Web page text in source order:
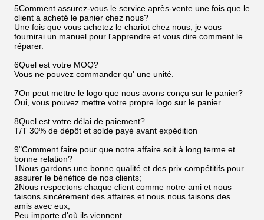
5Comment assurez-vous le service après-vente une fois que le
client a acheté le panier chez nous?
Une fois que vous achetez le chariot chez nous, je vous
fournirai un manuel pour l'apprendre et vous dire comment le
réparer.
6Quel est votre MOQ?
Vous ne pouvez commander qu' une unité.
7On peut mettre le logo que nous avons conçu sur le panier?
Oui, vous pouvez mettre votre propre logo sur le panier.
8Quel est votre délai de paiement?
T/T 30% de dépôt et solde payé avant expédition
9"Comment faire pour que notre affaire soit à long terme et
bonne relation?
1Nous gardons une bonne qualité et des prix compétitifs pour
assurer le bénéfice de nos clients;
2Nous respectons chaque client comme notre ami et nous
faisons sincèrement des affaires et nous nous faisons des
amis avec eux,
Peu importe d'où ils viennent.